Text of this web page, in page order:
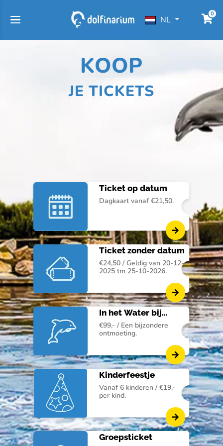
NL
0
KOOP
JE TICKETS
Ticket op datum
Dagkaart vanaf €21,50.
Ticket zonder datum
€24,50 / Geldig van 20-12-
2025 tm 25-10-2026.
In het Water bij
Dolfijnen
€99,- / Een bijzondere
ontmoeting.
Kinderfeestje
Vanaf 6 kinderen / €19,-
per kind.
Groepsticket